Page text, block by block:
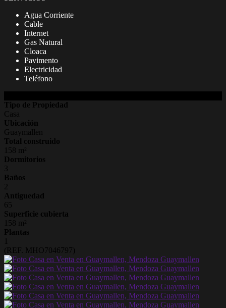
Agua Corriente
Cable
Internet
Gas Natural
Cloaca
Pavimento
Electricidad
Teléfono
Tipo de Propiedad
Casa
Ubicación
Guaymallen
Total construido
158 m²
Dormitorios
3
Baños
2
Antiguedad
65
Superficie cubierta
158 m²
Plantas
1
(REF. MHO7046797)